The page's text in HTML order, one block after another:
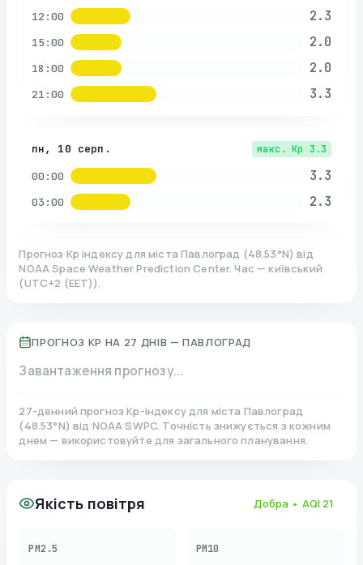
12:00 2.3
15:00 2.0
18:00 2.0
21:00 3.3
пн, 10 серп. макс. Kp 3.3
00:00 3.3
03:00 2.3
Прогноз Kp індексу для міста Павлоград (48.53°N)від
NOAA Space Weather Prediction Center. Час — київський
(UTC+2 (EET)).
ПРОГНОЗ KP НА 27 ДНІВ — ПАВЛОГРАД
Завантаження прогнозу...
27-денний прогноз Kp-індексу для міста Павлоград
(48.53°N)від NOAA SWPC. Точність знижується з кожним
днем — використовуйте для загального планування.
Якість повітря Добра • AQI 21
PM2.5 PM10